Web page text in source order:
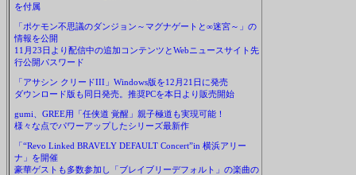
を付属
「ポケモン不思議のダンジョン～マグナゲートと∞迷宮～」の
情報を公開
11月23日より配信中の追加コンテンツとWebニュースサイト先
行公開パスワード
「アサシン クリードIII」Windows版を12月21日に発売
ダウンロード版も同日発売。推奨PCを本日より販売開始
gumi、GREE用「任侠道 覚醒」親子極道も実現可能！
様々な点でパワーアップしたシリーズ最新作
「“Revo Linked BRAVELY DEFAULT Concert”in 横浜アリー
ナ」を開催
豪華ゲストも多数参加し「ブレイブリーデフォルト」の楽曲の